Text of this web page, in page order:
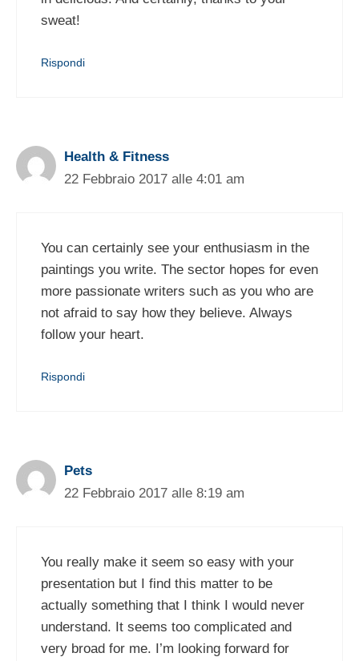
sweat!
Rispondi
Health & Fitness
22 Febbraio 2017 alle 4:01 am
You can certainly see your enthusiasm in the
paintings you write. The sector hopes for even
more passionate writers such as you who are
not afraid to say how they believe. Always
follow your heart.
Rispondi
Pets
22 Febbraio 2017 alle 8:19 am
You really make it seem so easy with your
presentation but I find this matter to be
actually something that I think I would never
understand. It seems too complicated and
very broad for me. I’m looking forward for